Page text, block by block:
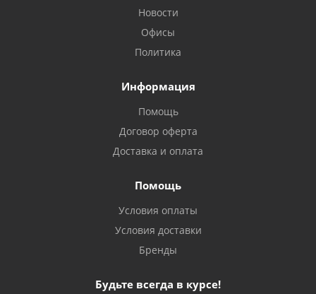
Новости
Офисы
Политика
Информация
Помощь
Договор оферта
Доставка и оплата
Помощь
Условия оплаты
Условия доставки
Бренды
Будьте всегда в курсе!